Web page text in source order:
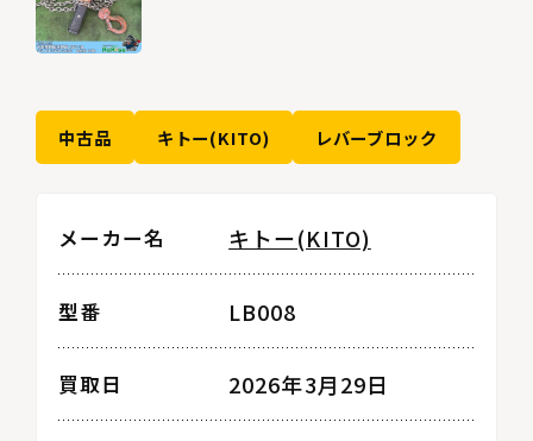
中古品 キトー(KITO) レバーブロック
メーカー名 キトー(KITO)
型番 LB008
買取日 2026年3月29日